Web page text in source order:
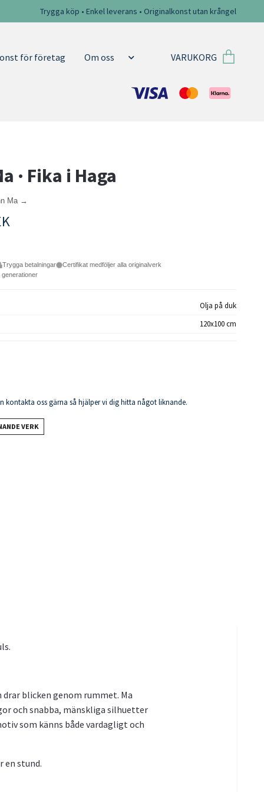
Trygga köp • Enkel leverans • Originalkonst utan krångel
för företag Om oss VARUKORG
· Fika i Haga
Ma →
Trygga betalningar
Certifikat medföljer alla originalverk
generationer
Olja på duk
120x100 cm
kontakta oss gärna så hjälper vi dig hitta något liknande.
VERK
blicken genom rummet. Ma
och snabba, mänskliga silhuetter
som känns både vardagligt och
en stund.